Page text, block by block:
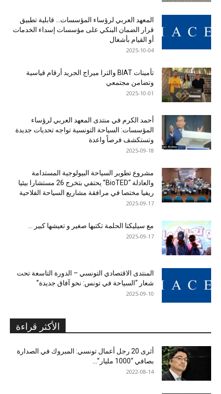
المعهد العربي لرؤساء المؤسسات… قابلية تطبيق
قرار الضمان البنكي على مؤسسات إسداء الخدمات
أو القيام بأشغال
2025-10-04
تأمينات BIAT والترا ميراج الجريد أرقام قياسية
وتضامن مجتمعي
2025-10-01
أحمد الكرم في منتدى المعهد العربي لرؤساء
المؤسسات: السياحة التونسية تواجه تحديات جديدة
وتستكشف فرصاً واعدة
2025-09-18
مشروع تطوير السياحة البيولوجية المستدامة
والعادلة “BioTED” يحتفي بتخرج 26 مستشارا بيئيا
ريفيا مختصا في مرافقة مشاريع السياحة الفلاحية
2025-09-17
مع سيليكتا الحلمة تكتبها صغير و تعيشها كبير …
2025-09-17
المنتدى الاقتصادي التونسي – الدورة التاسعة تحت
شعار “السياحة في تونس: نحو آفاق جديدة”
2025-09-10
الأكثر قراءة
أثرى 20 رجل أعمال تونسي: المبروك في الصدارة
بصافي “1000 مليار”...
2022-08-14